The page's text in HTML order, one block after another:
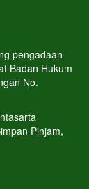
pengadaan
Badan Hukum
No.
Pinjam,